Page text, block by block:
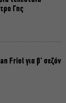
Γης
Friel για β’ σεζόν